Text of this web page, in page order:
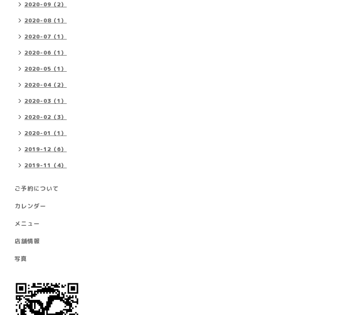
2020-09（2）
2020-08（1）
2020-07（1）
2020-06（1）
2020-05（1）
2020-04（2）
2020-03（1）
2020-02（3）
2020-01（1）
2019-12（6）
2019-11（4）
ご予約について
カレンダー
メニュー
店舗情報
写真